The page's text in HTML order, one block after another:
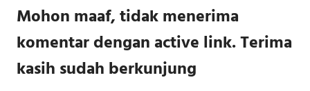
Mohon maaf, tidak menerima
komentar dengan active link. Terima
kasih sudah berkunjung